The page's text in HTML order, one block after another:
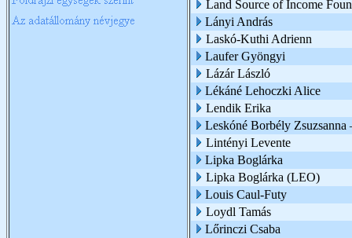
Land Source of Income
Lányi András
Laskó-Kuthi Adrienn
Laufer Gyöngyi
Lázár László
Lékáné Lehoczki Alice
Lendik Erika
Leskóné Borbély Zsuzsanna
Lintényi Levente
Lipka Boglárka
Lipka Boglárka (LEO)
Louis Caul-Futy
Loydl Tamás
Lőrinczi Csaba